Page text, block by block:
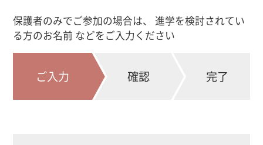
保護者のみでご参加の場合は、 進学を検討されてい
る方のお名前 などをご入力ください
ご入力 確認 完了